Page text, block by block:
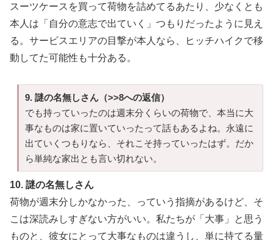
スーツケースを買って荷物を詰めてるあたり、少なくとも
本人は「自分の意志で出ていく」つもりだったように見え
る。サービスエリアの目撃が本人なら、ヒッチハイクで移
動してた可能性も十分ある。
9. 謎の名無しさん（>>8への返信）
でも持っていったのは週末分くらいの荷物で、本当に大
事なものは家に置いていったって話もあるよね。永遠に
出ていくつもりなら、それこそ持っていったはず。だか
ら単純な家出とも言い切れない。
10. 謎の名無しさん
荷物が週末分しかなかった、っていう指摘があるけど、そ
こは深読みしすぎない方がいい。私たちが「大事」と思う
ものと、彼女にとって大事なものは違うし、単に持てる量